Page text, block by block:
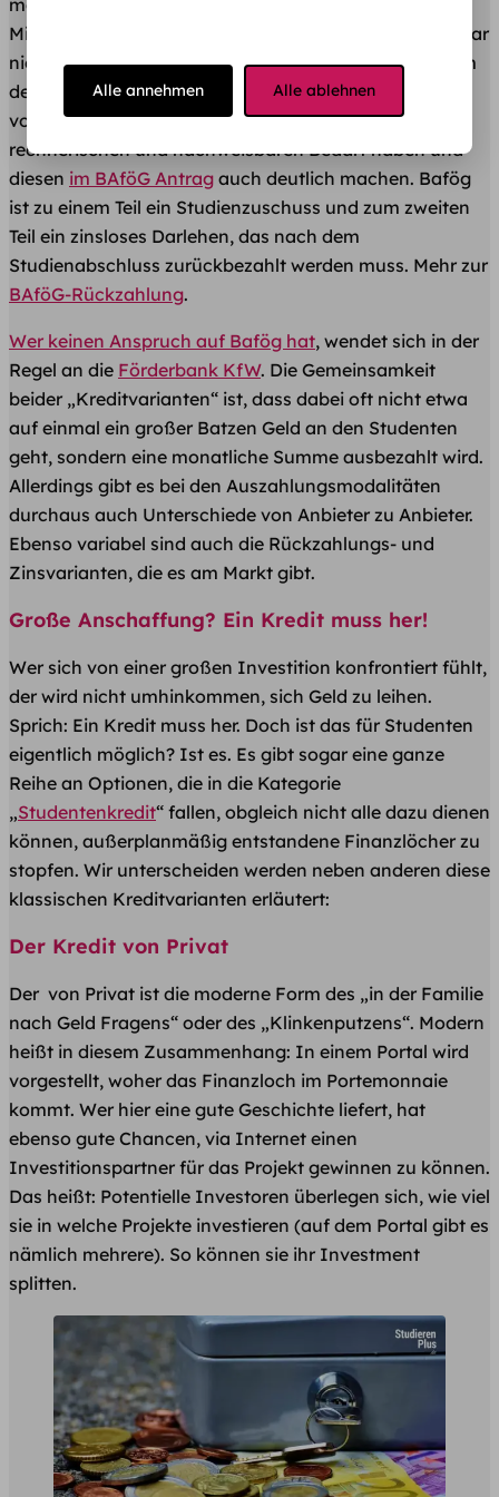
Minijob nebenbei hat, kriegt weniger viele Studenten gar
nicht als Kredit wahrnehmen, gewährt wird diese Form
des zinslosen Darlehens nur einer bestimmten Gruppe
von Studenten, nämlich denjenigen, die einen rein
rechnerischen und nachweisbaren Bedarf haben und
diesen im BAföG Antrag auch deutlich machen. Bafög
ist zu einem Teil ein Studienzuschuss und zum zweiten
Teil ein zinsloses Darlehen, das nach dem
Studienabschluss zurückbezahlt werden muss. Mehr zur
BAföG-Rückzahlung.
Wer keinen Anspruch auf Bafög hat, wendet sich in der
Regel an die Förderbank KfW. Die Gemeinsamkeit
beider „Kreditvarianten“ ist, dass dabei oft nicht etwa
auf einmal ein großer Batzen Geld an den Studenten
geht, sondern eine monatliche Summe ausbezahlt wird.
Allerdings gibt es bei den Auszahlungsmodalitäten
durchaus auch Unterschiede von Anbieter zu Anbieter.
Ebenso variabel sind auch die Rückzahlungs- und
Zinsvarianten, die es am Markt gibt.
Große Anschaffung? Ein Kredit muss her!
Wer sich von einer großen Investition konfrontiert fühlt,
der wird nicht umhinkommen, sich Geld zu leihen.
Sprich: Ein Kredit muss her. Doch ist das für Studenten
eigentlich möglich? Ist es. Es gibt sogar eine ganze
Reihe an Optionen, die in die Kategorie
„Studentenkredit“ fallen, obgleich nicht alle dazu dienen
können, außerplanmäßig entstandene Finanzlöcher zu
stopfen. Wir unterscheiden werden neben anderen diese
klassischen Kreditvarianten erläutert:
Der Kredit von Privat
Der von Privat ist die moderne Form des „in der Familie
nach Geld Fragens“ oder des „Klinkenputzens“. Modern
heißt in diesem Zusammenhang: In einem Portal wird
vorgestellt, woher das Finanzloch im Portemonnaie
kommt. Wer hier eine gute Geschichte liefert, hat
ebenso gute Chancen, via Internet einen
Investitionspartner für das Projekt gewinnen zu können.
Das heißt: Potentielle Investoren überlegen sich, wie viel
sie in welche Projekte investieren (auf dem Portal gibt es
nämlich mehrere). So können sie ihr Investment
splitten.
Alle annehmen Alle ablehnen